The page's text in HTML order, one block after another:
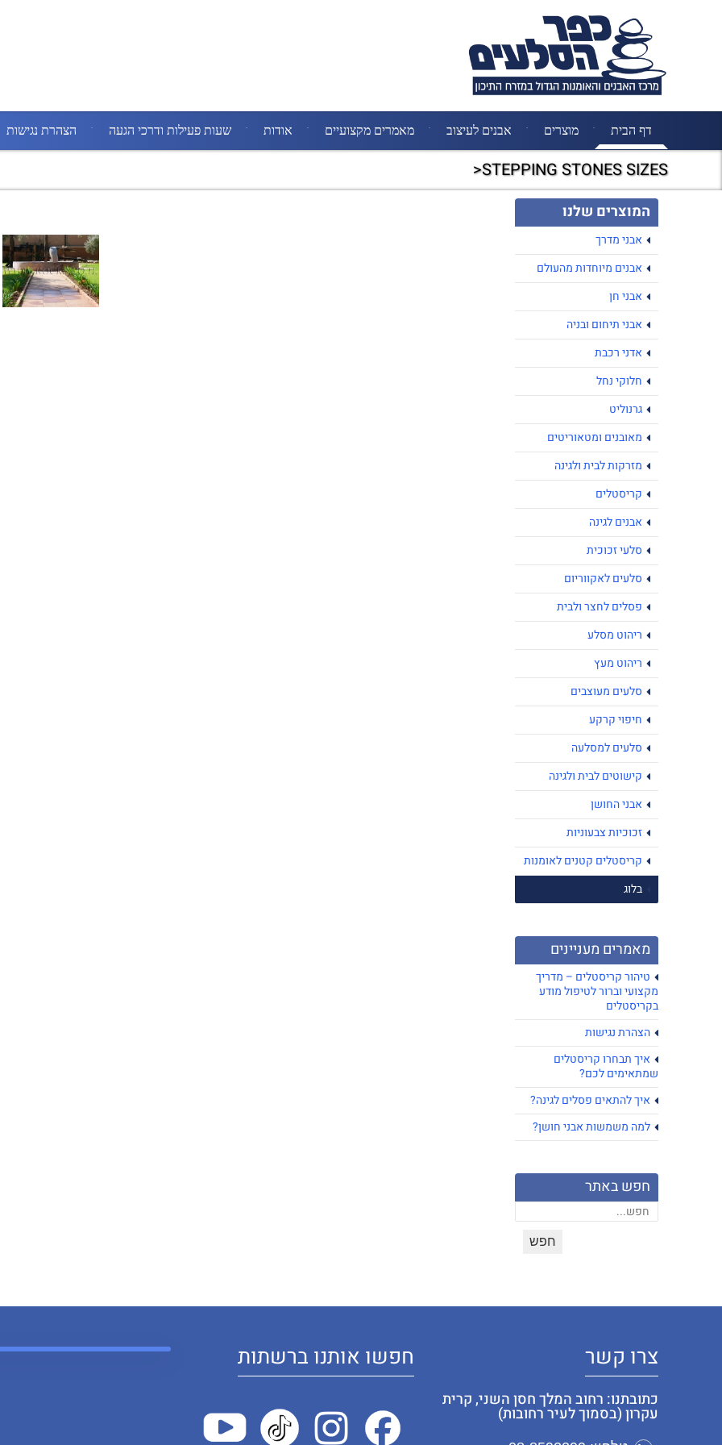
דף הבית מוצרים אבנים לעיצוב מאמרים מקצועיים אודות שעות פעילות ודרכי הגעה הצהרת נגישות
STEPPING STONES SIZES<
המוצרים שלנו
אבני מדרך
אבנים מיוחדות מהעולם
אבני חן
אבני תיחום ובניה
אדני רכבת
חלוקי נחל
גרנוליט
מאובנים ומטאוריטים
מזרקות לבית ולגינה
קריסטלים
אבנים לגינה
סלעי זכוכית
סלעים לאקווריום
פסלים לחצר ולבית
ריהוט מסלע
ריהוט מעץ
סלעים מעוצבים
חיפוי קרקע
סלעים למסלעה
קישוטים לבית ולגינה
אבני החושן
זכוכיות צבעוניות
קריסטלים קטנים לאומנות
בלוג
מאמרים מעניינים
טיהור קריסטלים – מדריך
מקצועי וברור לטיפול מודע
בקריסטלים
הצהרת נגישות
איך תבחרו קריסטלים
שמתאימים לכם?
איך להתאים פסלים לגינה?
למה משמשות אבני חושן?
חפש באתר
צרו קשר
כתובתנו: רחוב המלך חסן השני, קרית
עקרון (בסמוך לעיר רחובות)
חפשו אותנו ברשתות